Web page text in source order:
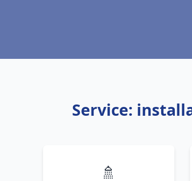
Service:
🚿